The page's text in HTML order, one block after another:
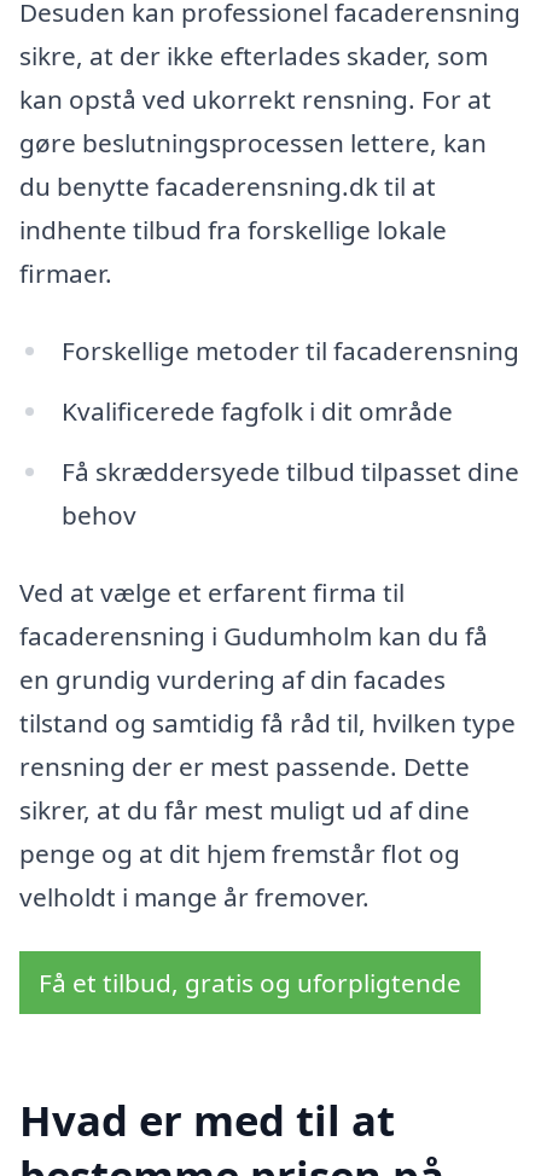
Desuden kan professionel facaderensning
sikre, at der ikke efterlades skader, som
kan opstå ved ukorrekt rensning. For at
gøre beslutningsprocessen lettere, kan
du benytte facaderensning.dk til at
indhente tilbud fra forskellige lokale
firmaer.
Forskellige metoder til facaderensning
Kvalificerede fagfolk i dit område
Få skræddersyede tilbud tilpasset dine
behov
Ved at vælge et erfarent firma til
facaderensning i Gudumholm kan du få
en grundig vurdering af din facades
tilstand og samtidig få råd til, hvilken type
rensning der er mest passende. Dette
sikrer, at du får mest muligt ud af dine
penge og at dit hjem fremstår flot og
velholdt i mange år fremover.
Få et tilbud, gratis og uforpligtende
Hvad er med til at